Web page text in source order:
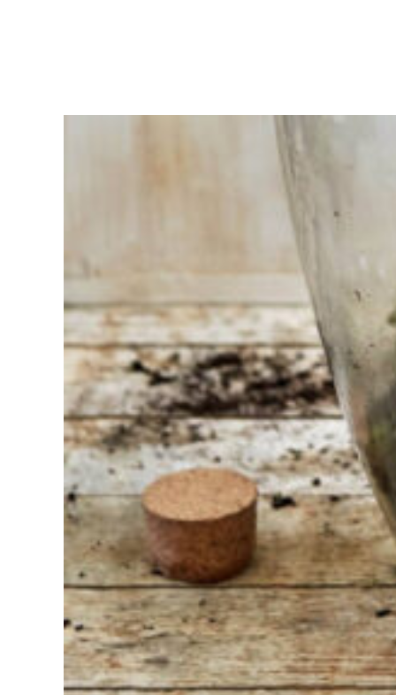
Bij Sneeboer
staan we altijd
klaar om een
Schroom je
niet om even
te bellen of een
wanneer je een
Dan zullen wij
mogelijk jouw
beantwoorden.